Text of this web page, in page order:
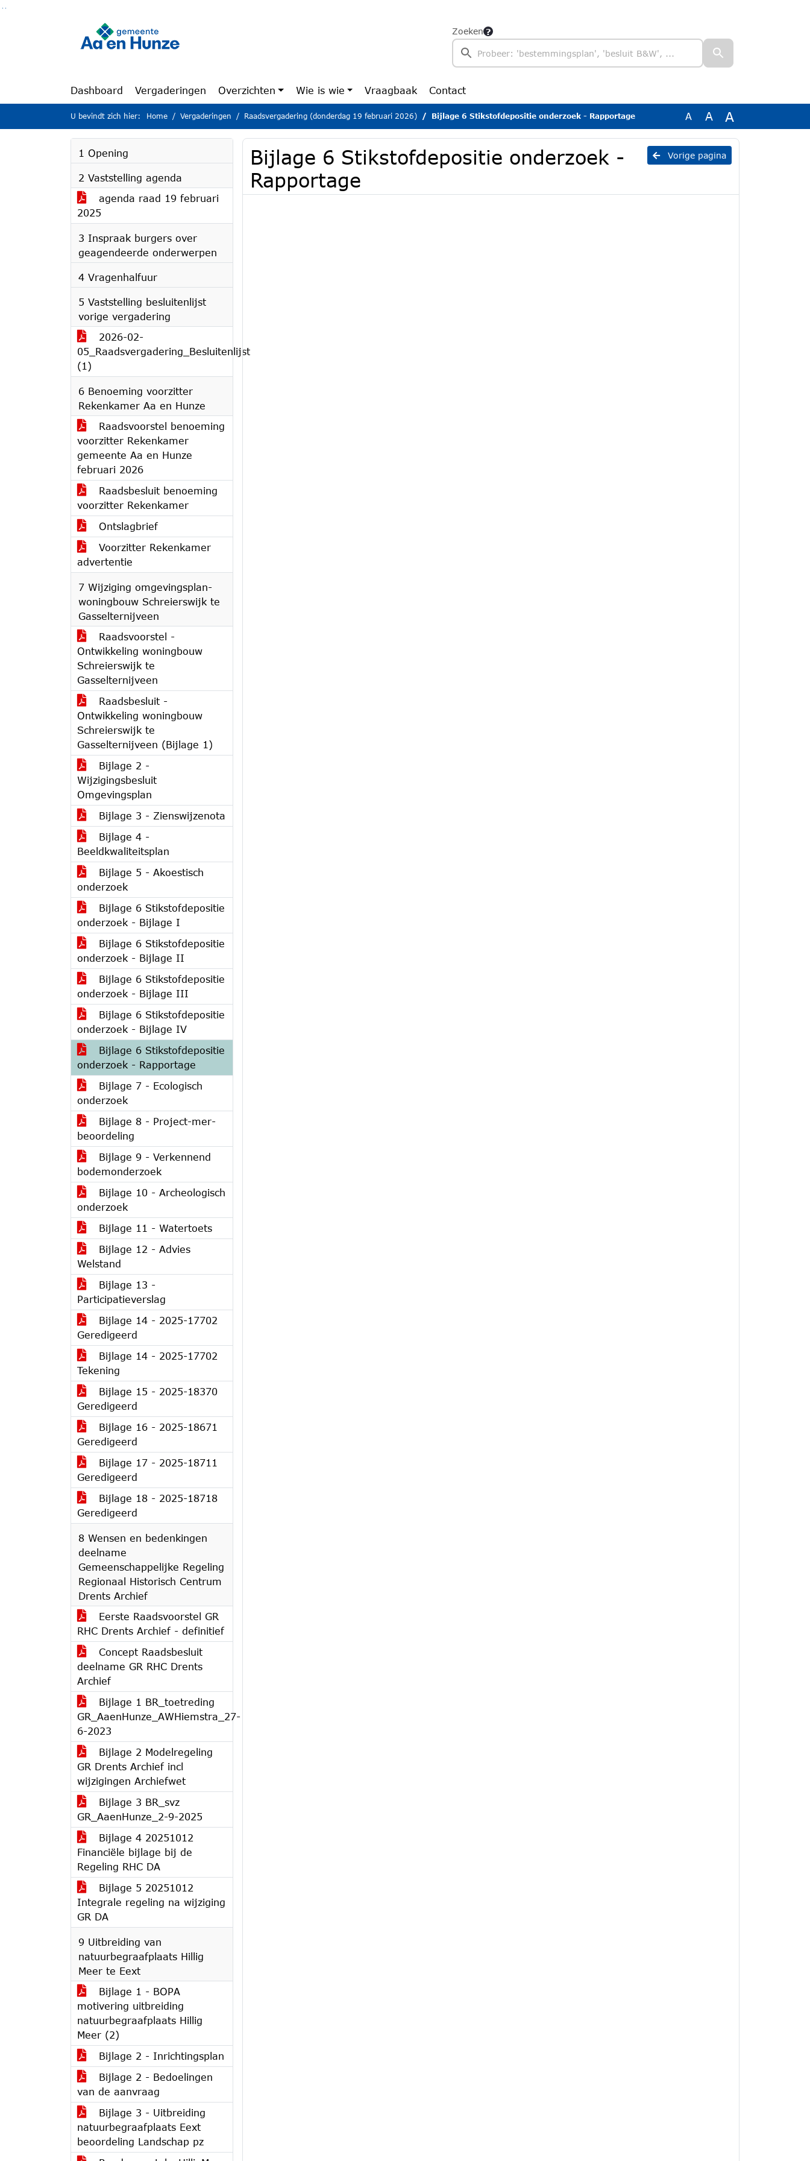
Zoeken
Dashboard Vergaderingen Overzichten Wie is wie Vraagbaak Contact
U bevindt zich hier: Home Vergaderingen Raadsvergadering (donderdag 19 februari 2026) Bijlage 6 Stikstofdepositie onderzoek - Rapportage A A A
1 Opening
2 Vaststelling agenda
agenda raad 19 februari
2025
3 Inspraak burgers over
geagendeerde onderwerpen
4 Vragenhalfuur
5 Vaststelling besluitenlijst
vorige vergadering
2026-02-
05_Raadsvergadering_Besluitenlijst
(1)
6 Benoeming voorzitter
Rekenkamer Aa en Hunze
Raadsvoorstel benoeming
voorzitter Rekenkamer
gemeente Aa en Hunze
februari 2026
Raadsbesluit benoeming
voorzitter Rekenkamer
Ontslagbrief
Voorzitter Rekenkamer
advertentie
7 Wijziging omgevingsplan-
woningbouw Schreierswijk te
Gasselternijveen
Raadsvoorstel -
Ontwikkeling woningbouw
Schreierswijk te
Gasselternijveen
Raadsbesluit -
Ontwikkeling woningbouw
Schreierswijk te
Gasselternijveen (Bijlage 1)
Bijlage 2 -
Wijzigingsbesluit
Omgevingsplan
Bijlage 3 - Zienswijzenota
Bijlage 4 -
Beeldkwaliteitsplan
Bijlage 5 - Akoestisch
onderzoek
Bijlage 6 Stikstofdepositie
onderzoek - Bijlage I
Bijlage 6 Stikstofdepositie
onderzoek - Bijlage II
Bijlage 6 Stikstofdepositie
onderzoek - Bijlage III
Bijlage 6 Stikstofdepositie
onderzoek - Bijlage IV
Bijlage 6 Stikstofdepositie
onderzoek - Rapportage
Bijlage 7 - Ecologisch
onderzoek
Bijlage 8 - Project-mer-
beoordeling
Bijlage 9 - Verkennend
bodemonderzoek
Bijlage 10 - Archeologisch
onderzoek
Bijlage 11 - Watertoets
Bijlage 12 - Advies
Welstand
Bijlage 13 -
Participatieverslag
Bijlage 14 - 2025-17702
Geredigeerd
Bijlage 14 - 2025-17702
Tekening
Bijlage 15 - 2025-18370
Geredigeerd
Bijlage 16 - 2025-18671
Geredigeerd
Bijlage 17 - 2025-18711
Geredigeerd
Bijlage 18 - 2025-18718
Geredigeerd
8 Wensen en bedenkingen
deelname
Gemeenschappelijke Regeling
Regionaal Historisch Centrum
Drents Archief
Eerste Raadsvoorstel GR
RHC Drents Archief - definitief
Concept Raadsbesluit
deelname GR RHC Drents
Archief
Bijlage 1 BR_toetreding
GR_AaenHunze_AWHiemstra_27-
6-2023
Bijlage 2 Modelregeling
GR Drents Archief incl
wijzigingen Archiefwet
Bijlage 3 BR_svz
GR_AaenHunze_2-9-2025
Bijlage 4 20251012
Financiële bijlage bij de
Regeling RHC DA
Bijlage 5 20251012
Integrale regeling na wijziging
GR DA
9 Uitbreiding van
natuurbegraafplaats Hillig
Meer te Eext
Bijlage 1 - BOPA
motivering uitbreiding
natuurbegraafplaats Hillig
Meer (2)
Bijlage 2 - Inrichtingsplan
Bijlage 2 - Bedoelingen
van de aanvraag
Bijlage 3 - Uitbreiding
natuurbegraafplaats Eext
beoordeling Landschap pz
Vorige pagina
Bijlage 6 Stikstofdepositie onderzoek -
Rapportage